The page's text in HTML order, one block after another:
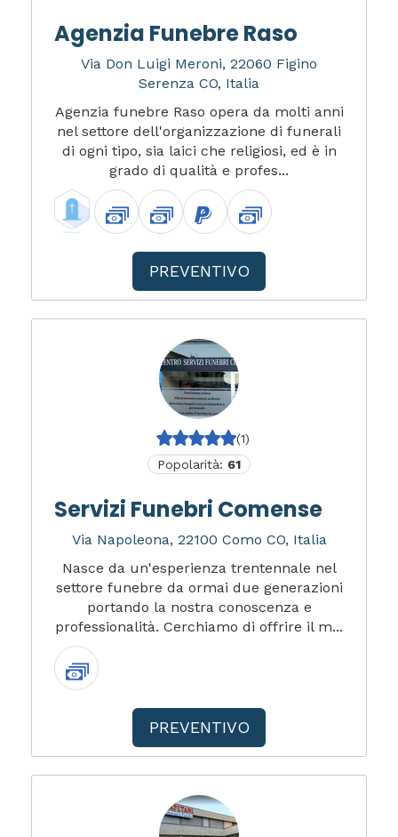
Agenzia Funebre Raso
Via Don Luigi Meroni, 22060 Figino
Serenza CO, Italia
Agenzia funebre Raso opera da molti anni
nel settore dell'organizzazione di funerali
di ogni tipo, sia laici che religiosi, ed è in
grado di qualità e profes...
PREVENTIVO
(1)
Popolarità: 61
Servizi Funebri Comense
Via Napoleona, 22100 Como CO, Italia
Nasce da un'esperienza trentennale nel
settore funebre da ormai due generazioni
portando la nostra conoscenza e
professionalità. Cerchiamo di offrire il m...
PREVENTIVO